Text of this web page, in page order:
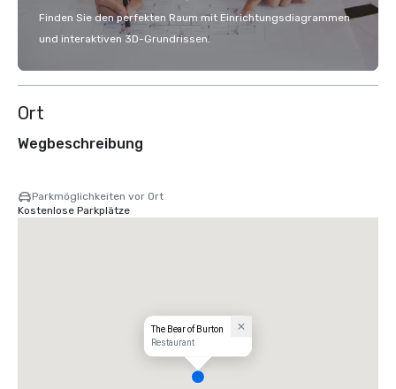
Finden Sie den perfekten Raum mit Einrichtungsdiagrammen
und interaktiven 3D-Grundrissen.
Ort
Wegbeschreibung
Parkmöglichkeiten vor Ort
Kostenlose Parkplätze
The Bear of Burton
Restaurant